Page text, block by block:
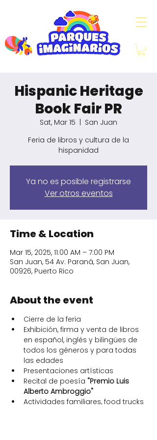
Hispanic Heritage
Book Fair PR
Sat, Mar 15
  |
San Juan
Feria de libros y cultura de la
Ya no es posible registrarse
Ver otros eventos
Time & Location
Mar 15, 2025, 11:00 AM – 7:00 PM
San Juan, 54 Av. Paraná, San Juan,
00926, Puerto Rico
About the event
Cierre de la feria
Exhibición, firma y venta de libros
en español, inglés y bilingües de
todos los géneros y para todas
las edades
Presentaciones artísticas
Recital de poesía "Premio Luis
Alberto Ambroggio"
Actividades familiares, food trucks